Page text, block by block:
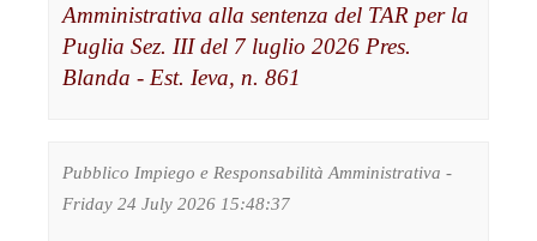
Amministrativa alla sentenza del TAR per la
Puglia Sez. III del 7 luglio 2026 Pres.
Blanda - Est. Ieva, n. 861
Pubblico Impiego e Responsabilità Amministrativa -
Friday 24 July 2026 15:48:37